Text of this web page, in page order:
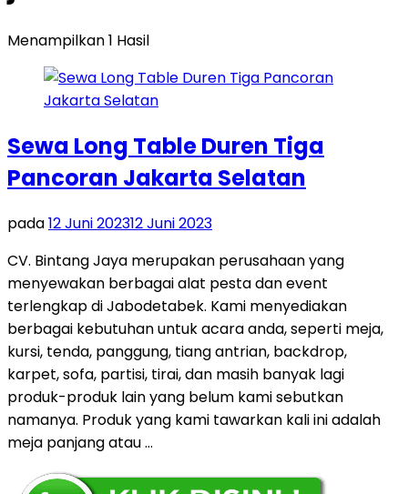
Menampilkan 1 Hasil
Sewa Long Table Duren Tiga
Pancoran Jakarta Selatan
pada12 Juni 202312 Juni 2023
CV. Bintang Jaya merupakan perusahaan yang
menyewakan berbagai alat pesta dan event
terlengkap di Jabodetabek. Kami menyediakan
berbagai kebutuhan untuk acara anda, seperti meja,
kursi, tenda, panggung, tiang antrian, backdrop,
karpet, sofa, partisi, tirai, dan masih banyak lagi
produk-produk lain yang belum kami sebutkan
namanya. Produk yang kami tawarkan kali ini adalah
meja panjang atau …